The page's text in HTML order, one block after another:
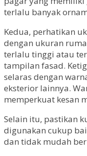
terlalu banyak
Kedua, perhatikan
dengan ukuran
terlalu tinggi atau
tampilan fasad.
selaras dengan
eksterior lainnya.
memperkuat kesan
Selain itu, pastikan
digunakan cukup
dan tidak mudah